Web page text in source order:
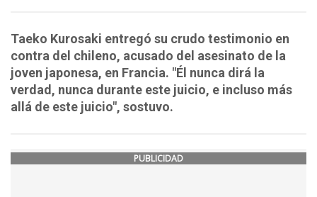
Taeko Kurosaki entregó su crudo testimonio en
contra del chileno, acusado del asesinato de la
joven japonesa, en Francia. "Él nunca dirá la
verdad, nunca durante este juicio, e incluso más
allá de este juicio", sostuvo.
PUBLICIDAD